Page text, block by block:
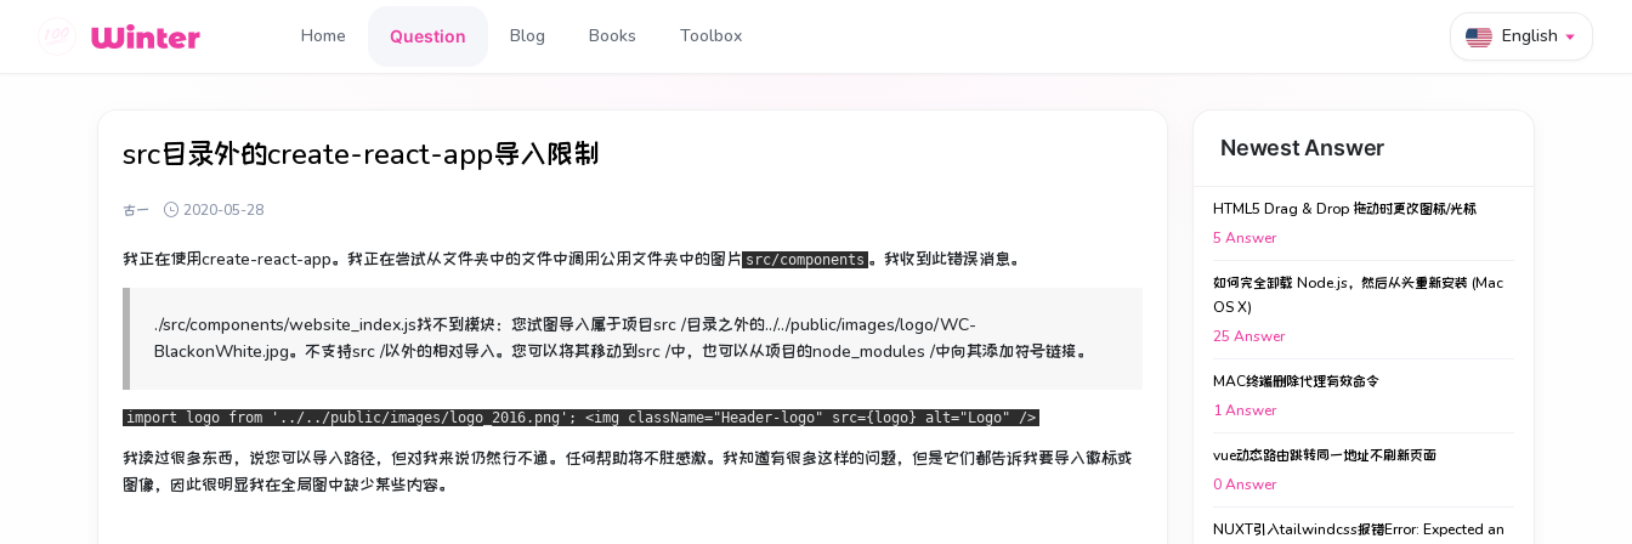
Home Question Blog Books Toolbox English
src目录外的create-react-app导入限制
古一 2020-05-28
我正在使用create-react-app。 我正在尝试从文件夹中的文件中调用公用文件夹中的图片 src/components 。 我收到此错误消息。
./src/components/website_index.js找不到模块：您试图导入属于项目src /目录之外的../../public/images/logo/WC-
BlackonWhite.jpg。 不支持src /以外的相对导入。 您可以将其移动到src /中，也可以从项目的node_modules /中向其添加符号链接。
import logo from '../../public/images/logo_2016.png'; <img className="Header-logo" src={logo} alt="Logo" />
我读过很多东西，说您可以导入路径，但对我来说仍然行不通。 任何帮助将不胜感激。 我知道有很多这样的问题，但是它们都告诉我要导入徽标或
图像，因此很明显我在全局图中缺少某些内容。
Newest Answer
HTML5 Drag & Drop 拖动时更改图标/光标
5 Answer
如何完全卸载 Node.js，然后从头重新安装 (Mac
OS X)
25 Answer
MAC终端删除代理有效命令
1Answer
vue动态路由跳转同一地址不刷新页面
0Answer
NUXT引入tailwindcss报错Error: Expected an